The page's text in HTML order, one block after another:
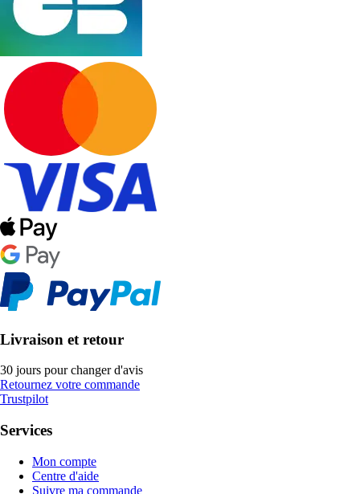
Livraison et retour
30 jours pour changer d'avis
Retournez votre commande
Trustpilot
Services
Mon compte
Centre d'aide
Suivre ma commande